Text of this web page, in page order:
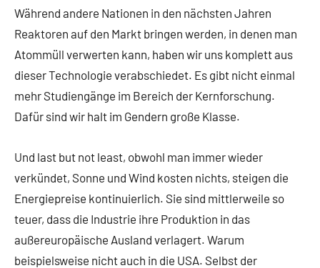
Während andere Nationen in den nächsten Jahren
Reaktoren auf den Markt bringen werden, in denen man
Atommüll verwerten kann, haben wir uns komplett aus
dieser Technologie verabschiedet. Es gibt nicht einmal
mehr Studiengänge im Bereich der Kernforschung.
Dafür sind wir halt im Gendern große Klasse.
Und last but not least, obwohl man immer wieder
verkündet, Sonne und Wind kosten nichts, steigen die
Energiepreise kontinuierlich. Sie sind mittlerweile so
teuer, dass die Industrie ihre Produktion in das
außereuropäische Ausland verlagert. Warum
beispielsweise nicht auch in die USA. Selbst der